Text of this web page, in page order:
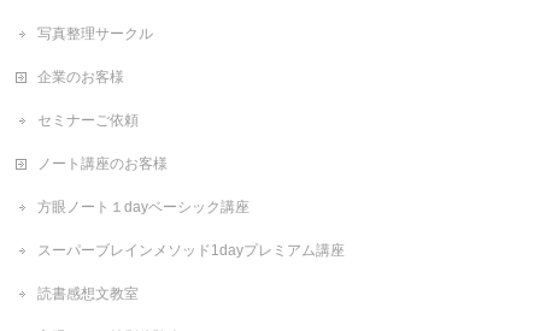
写真整理サークル
企業のお客様
セミナーご依頼
ノート講座のお客様
方眼ノート１dayベーシック講座
スーパーブレインメソッド1dayプレミアム講座
読書感想文教室